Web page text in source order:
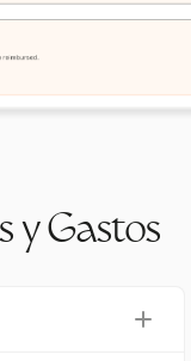
y Gastos